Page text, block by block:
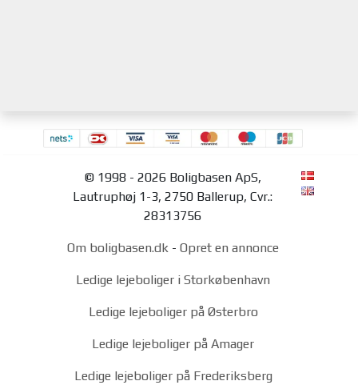
© 1998 - 2026 Boligbasen ApS,
Lautruphøj 1-3, 2750 Ballerup, Cvr.:
28313756
Om boligbasen.dk - Opret en annonce
Ledige lejeboliger i Storkøbenhavn
Ledige lejeboliger på Østerbro
Ledige lejeboliger på Amager
Ledige lejeboliger på Frederiksberg